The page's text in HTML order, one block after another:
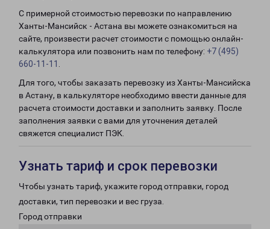
С примерной стоимостью перевозки по направлению
Ханты-Мансийск - Астана вы можете ознакомиться на
сайте, произвести расчет стоимости с помощью онлайн-
калькулятора или позвонить нам по телефону: +7 (495)
660-11-11
Для того, чтобы заказать перевозку из Ханты-Мансийска
в Астану, в калькуляторе необходимо ввести данные для
расчета стоимости доставки и заполнить заявку. После
заполнения заявки с вами для уточнения деталей
свяжется специалист ПЭК.
Узнать тариф и срок перевозки
Чтобы узнать тариф, укажите город отправки, город
доставки, тип перевозки и вес груза.
Город отправки